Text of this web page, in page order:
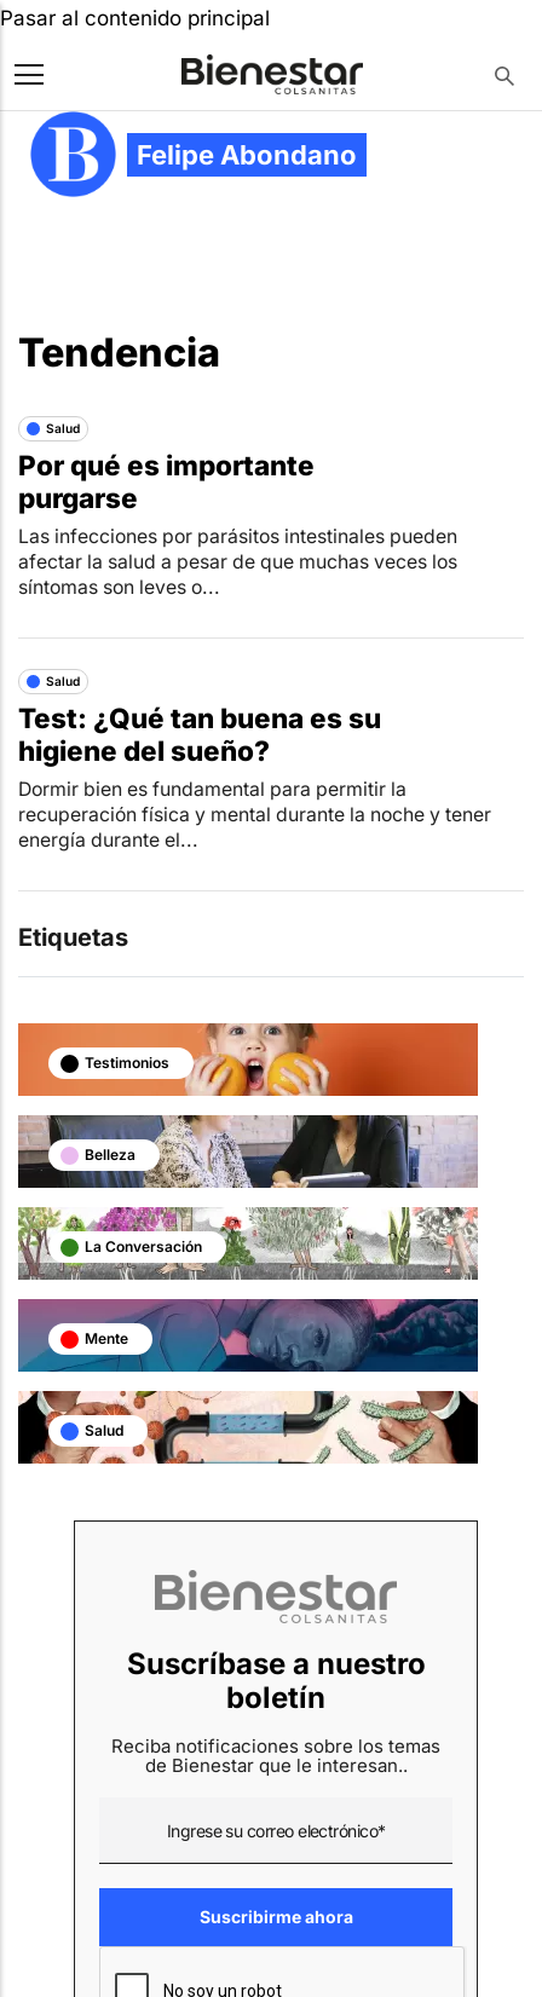
Pasar al contenido principal
Felipe Abondano
Tendencia
Salud
Por qué es importante
purgarse
Las infecciones por parásitos intestinales pueden
afectar la salud a pesar de que muchas veces los
síntomas son leves o...
Salud
Test: ¿Qué tan buena es su
higiene del sueño?
Dormir bien es fundamental para permitir la
recuperación física y mental durante la noche y tener
energía durante el...
Etiquetas
Testimonios
Belleza
La Conversación
Mente
Salud
Suscríbase a nuestro
boletín
Reciba notificaciones sobre los temas
de Bienestar que le interesan..